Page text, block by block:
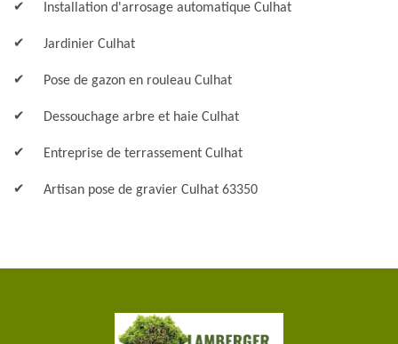
Installation d'arrosage automatique Culhat
Jardinier Culhat
Pose de gazon en rouleau Culhat
Dessouchage arbre et haie Culhat
Entreprise de terrassement Culhat
Artisan pose de gravier Culhat 63350